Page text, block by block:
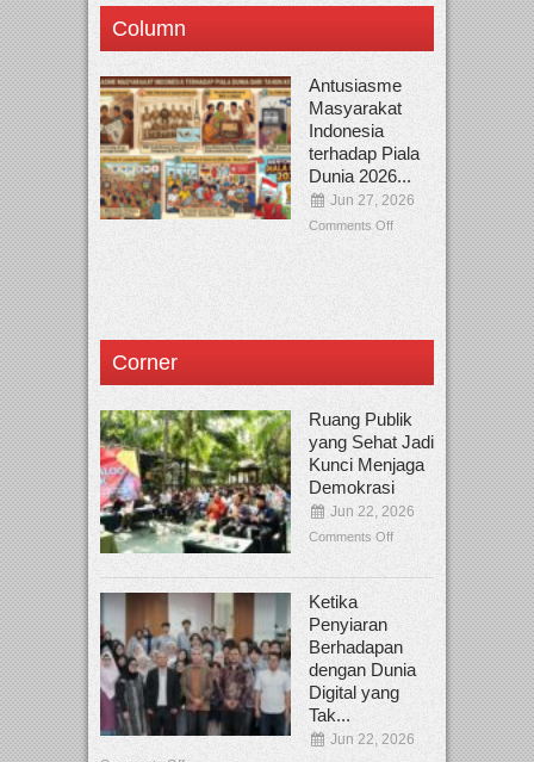
Column
Antusiasme
Masyarakat
Indonesia
terhadap Piala
Dunia 2026...
Jun 27, 2026
Comments Off
Corner
Ruang Publik
yang Sehat Jadi
Kunci Menjaga
Demokrasi
Jun 22, 2026
Comments Off
Ketika
Penyiaran
Berhadapan
dengan Dunia
Digital yang
Tak...
Jun 22, 2026